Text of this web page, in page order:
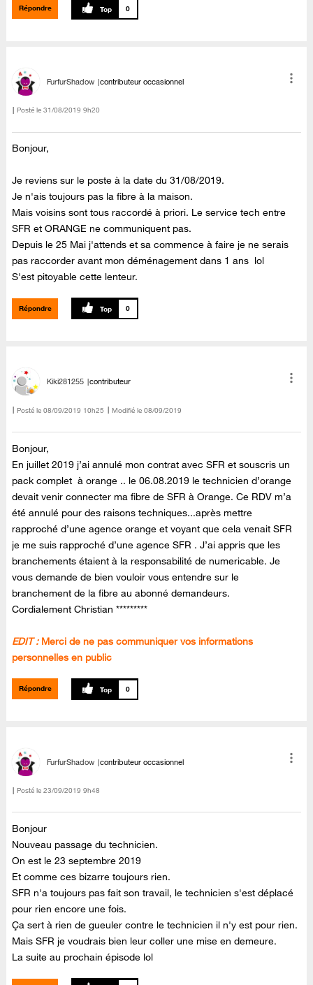
Répondre 0
FurfurShadow contributeur occasionnel
Posté le ‎31/08/2019 9h20
Bonjour,
Je reviens sur le poste à la date du 31/08/2019.
Je n'ais toujours pas la fibre à la maison.
Mais voisins sont tous raccordé à priori. Le service tech entre
SFR et ORANGE ne communiquent pas.
Depuis le 25 Mai j'attends et sa commence à faire je ne serais
pas raccorder avant mon déménagement dans 1 ans lol
S'est pitoyable cette lenteur.
Répondre 0
Kiki281255 contributeur
Posté le ‎08/09/2019 10h25 Modifié le 08/09/2019
Bonjour,
En juillet 2019 j’ai annulé mon contrat avec SFR et souscris un
pack complet à orange .. le 06.08.2019 le technicien d’orange
devait venir connecter ma fibre de SFR à Orange. Ce RDV m’a
été annulé pour des raisons techniques...après mettre
rapproché d’une agence orange et voyant que cela venait SFR
je me suis rapproché d’une agence SFR . J’ai appris que les
branchements étaient à la responsabilité de numericable. Je
vous demande de bien vouloir vous entendre sur le
branchement de la fibre au abonné demandeurs.
Cordialement Christian *********
EDIT : Merci de ne pas communiquer vos informations
personnelles en public
Répondre 0
FurfurShadow contributeur occasionnel
Posté le ‎23/09/2019 9h48
Bonjour
Nouveau passage du technicien.
On est le 23 septembre 2019
Et comme ces bizarre toujours rien.
SFR n'a toujours pas fait son travail, le technicien s'est déplacé
pour rien encore une fois.
Ça sert à rien de gueuler contre le technicien il n'y est pour rien.
Mais SFR je voudrais bien leur coller une mise en demeure.
La suite au prochain épisode lol